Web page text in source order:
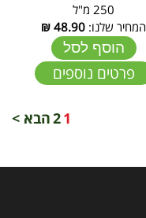
250 מ"ל
המחיר שלנו: 48.90
₪
הוסף לסל
פרטים נוספים
1
2הבא >